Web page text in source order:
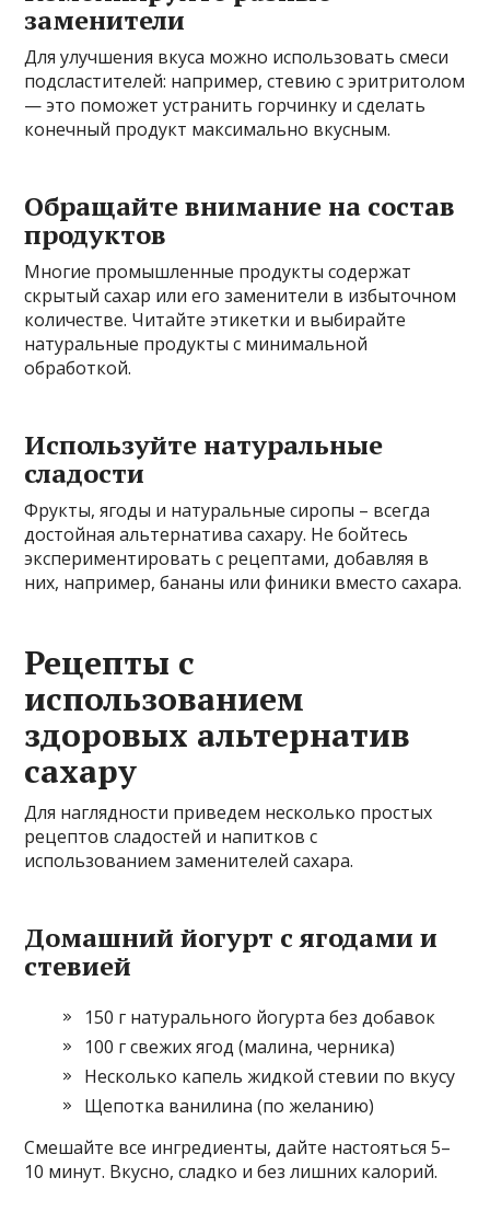
заменители
Для улучшения вкуса можно использовать смеси
подсластителей: например, стевию с эритритолом
— это поможет устранить горчинку и сделать
конечный продукт максимально вкусным.
Обращайте внимание на состав
продуктов
Многие промышленные продукты содержат
скрытый сахар или его заменители в избыточном
количестве. Читайте этикетки и выбирайте
натуральные продукты с минимальной
обработкой.
Используйте натуральные
сладости
Фрукты, ягоды и натуральные сиропы – всегда
достойная альтернатива сахару. Не бойтесь
экспериментировать с рецептами, добавляя в
них, например, бананы или финики вместо сахара.
Рецепты с
использованием
здоровых альтернатив
сахару
Для наглядности приведем несколько простых
рецептов сладостей и напитков с
использованием заменителей сахара.
Домашний йогурт с ягодами и
стевией
150 г натурального йогурта без добавок
100 г свежих ягод (малина, черника)
Несколько капель жидкой стевии по вкусу
Щепотка ванилина (по желанию)
Смешайте все ингредиенты, дайте настояться 5–
10 минут. Вкусно, сладко и без лишних калорий.